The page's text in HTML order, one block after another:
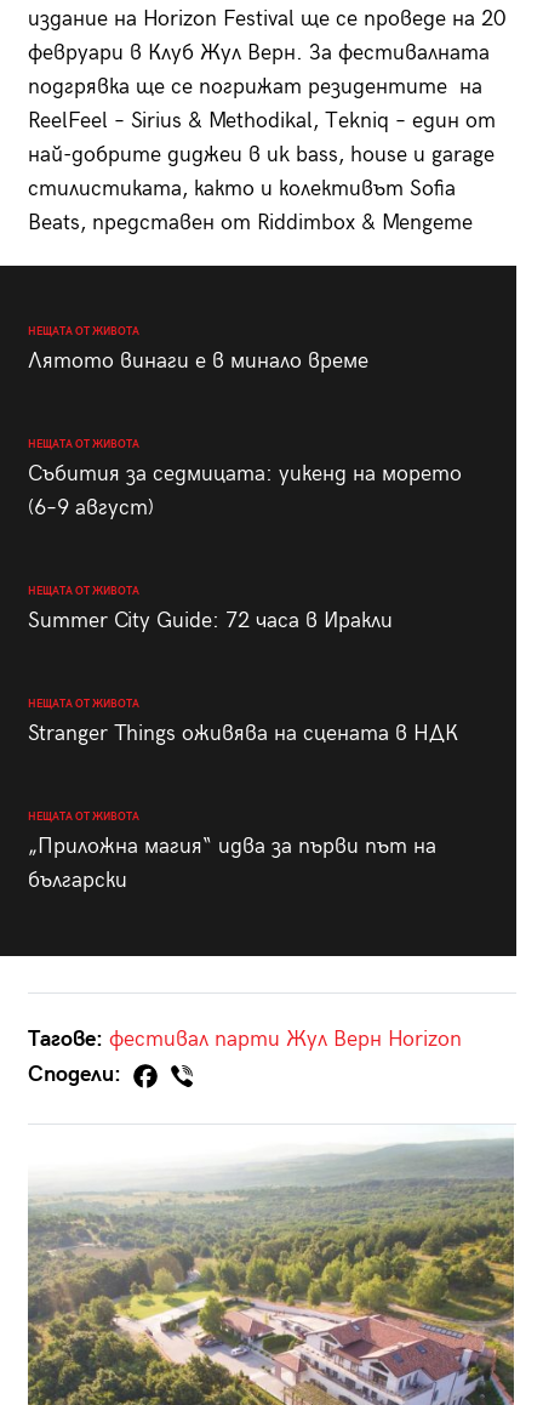
издание на Horizon Festival ще се проведе на 20
февруари в Клуб Жул Верн. За фестивалната
подгрявка ще се погрижат резидентите на
ReelFeel – Sirius & Methodikal, Теkniq – eдин от
най-добрите диджеи в uk bass, house и garage
стилистиката, както и колективът Sofia
Beats, представен от Riddimbox & Mengeme
НЕЩАТА ОТ ЖИВОТА
Лятото винаги е в минало време
НЕЩАТА ОТ ЖИВОТА
Събития за седмицата: уикенд на морето
(6–9 август)
НЕЩАТА ОТ ЖИВОТА
Summer City Guide: 72 часа в Иракли
НЕЩАТА ОТ ЖИВОТА
Stranger Things оживява на сцената в НДК
НЕЩАТА ОТ ЖИВОТА
„Приложна магия“ идва за първи път на
български
Тагове: фестивал парти Жул Верн Horizon
Сподели: